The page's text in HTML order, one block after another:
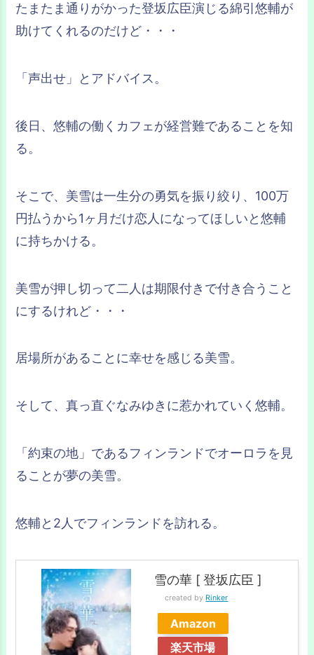
たまたま通りがかった登坂広臣演じる綿引悠輔が
助けてくれるのだけど・・・
「声出せ」とアドバイス。
後日、悠輔の働くカフェが経営難であることを知
る。
そこで、美雪は一生分の勇気を振り絞り、100万
円払うから1ヶ月だけ恋人になってほしいと悠輔
に持ちかける。
美雪が押し切って二人は期限付きで付き合うこと
にするけれど・・・
居場所があることに幸せを感じる美雪。
そして、真っ直ぐなみゆきに惹かれていく悠輔。
「約束の地」であるフィンランドでオーロラを見
ることが夢の美雪。
悠輔と2人でフィンランドを訪れる。
雪の華 [ 登坂広臣 ]
created by Rinker
Amazon
楽天市場